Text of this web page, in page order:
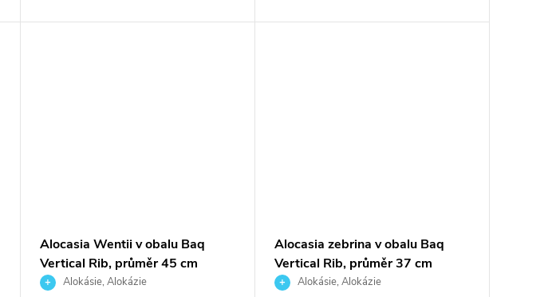
Alocasia Wentii v obalu Baq
Vertical Rib, průměr 45 cm
Alokásie, Alokázie
Alocasia zebrina v obalu Baq
Vertical Rib, průměr 37 cm
Alokásie, Alokázie